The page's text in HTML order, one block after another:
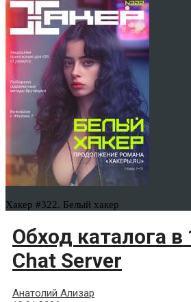
Хакер #322. Белый хакер
Обход каталога в
Chat Server
Анатолий Ализар